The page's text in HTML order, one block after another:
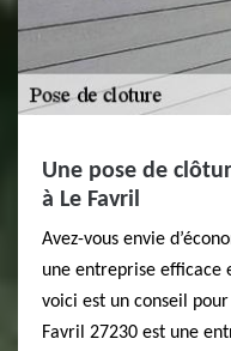
Une pose de
à Le Favril
Avez-vous envie
une entreprise efficace
voici est un conseil
Favril 27230 est une